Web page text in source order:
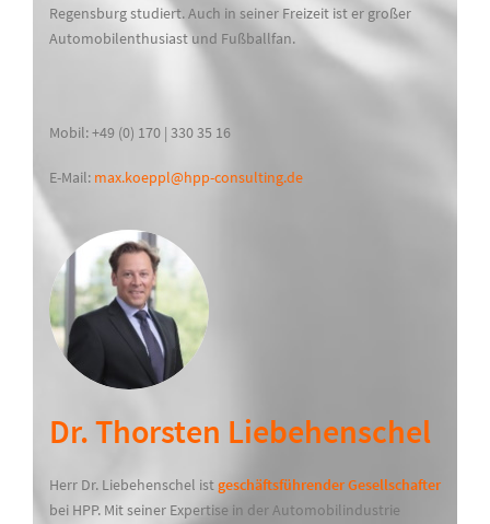
Regensburg studiert. Auch in seiner Freizeit ist er großer
Automobilenthusiast und Fußballfan.
Mobil: +49 (0) 170 | 330 35 16
E-Mail: max.koeppl@hpp-consulting.de
Dr. Thorsten Liebehenschel
Herr Dr. Liebehenschel istgeschäftsführender Gesellschafter
bei HPP. Mit seiner Expertise in der Automobilindustrie